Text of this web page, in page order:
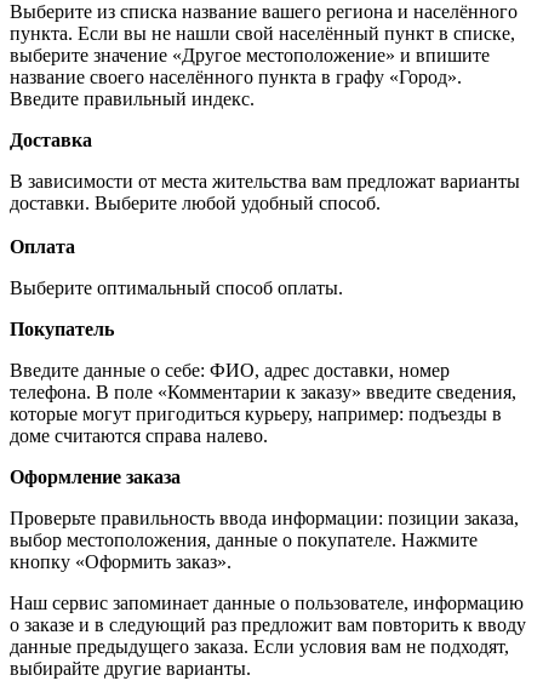
Выберите из списка название вашего региона и населённого
пункта. Если вы не нашли свой населённый пункт в списке,
выберите значение «Другое местоположение» и впишите
название своего населённого пункта в графу «Город».
Введите правильный индекс.
Доставка
В зависимости от места жительства вам предложат варианты
доставки. Выберите любой удобный способ.
Оплата
Выберите оптимальный способ оплаты.
Покупатель
Введите данные о себе: ФИО, адрес доставки, номер
телефона. В поле «Комментарии к заказу» введите сведения,
которые могут пригодиться курьеру, например: подъезды в
доме считаются справа налево.
Оформление заказа
Проверьте правильность ввода информации: позиции заказа,
выбор местоположения, данные о покупателе. Нажмите
кнопку «Оформить заказ».
Наш сервис запоминает данные о пользователе, информацию
о заказе и в следующий раз предложит вам повторить к вводу
данные предыдущего заказа. Если условия вам не подходят,
выбирайте другие варианты.